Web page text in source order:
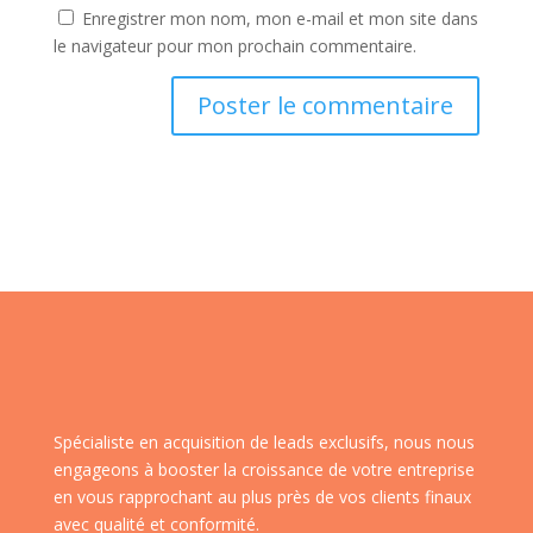
Enregistrer mon nom, mon e-mail et mon site dans
le navigateur pour mon prochain commentaire.
Spécialiste en acquisition de leads exclusifs, nous nous
engageons à booster la croissance de votre entreprise
en vous rapprochant au plus près de vos clients finaux
avec qualité et conformité.